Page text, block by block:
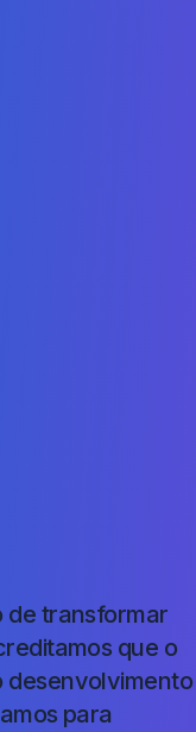
de transformar
que o
desenvolvimento
para